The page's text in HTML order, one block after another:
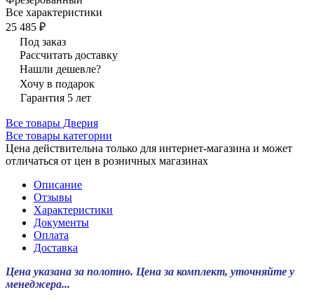
Все характеристики
25 485 ₽
Под заказ
Рассчитать доставку
Нашли дешевле?
Хочу в подарок
Гарантия 5 лет
Все товары Дверия
Все товары категории
Цена действительна только для интернет-магазина и может
отличаться от цен в розничных магазинах
Описание
Отзывы
Характеристики
Документы
Оплата
Доставка
Цена указана за полотно. Цена за комплект, уточняйте у
менеджера...